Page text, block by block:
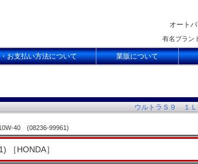
オート
有名ブラン
お支払い方法について 業販について
ウルトラＳ９ １
40 (08236-99961)
HONDA］